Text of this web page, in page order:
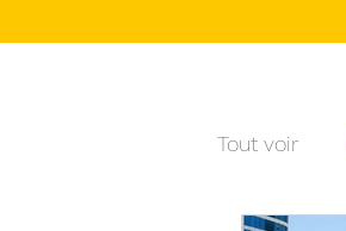
Tout voir